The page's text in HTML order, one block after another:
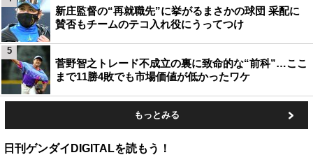
新庄監督の“再就職先”に挙がるまさかの球団 采配に
賛否もチームのテコ入れ役にうってつけ
菅野智之トレード不成立の裏に致命的な“前科”…ここ
まで11勝4敗でも市場価値が低かったワケ
5
もっとみる
日刊ゲンダイDIGITALを読もう！